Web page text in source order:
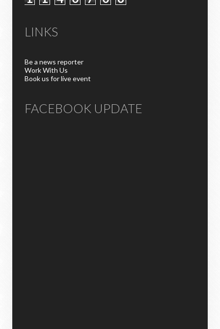
LINKS
Be a news reporter
Work With Us
Book us for live event
FACEBOOK UPDATE